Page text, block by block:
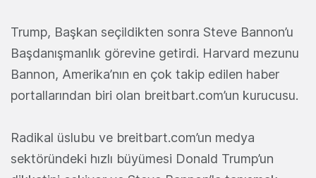
Trump, Başkan seçildikten sonra Steve Bannon’u
Başdanışmanlık görevine getirdi. Harvard mezunu
Bannon, Amerika’nın en çok takip edilen haber
portallarından biri olan breitbart.com’un kurucusu.
Radikal üslubu ve breitbart.com’un medya
sektöründeki hızlı büyümesi Donald Trump’un